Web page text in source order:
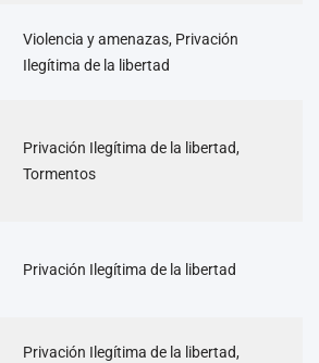
Violencia y amenazas, Privación
Ilegítima de la libertad
Privación Ilegítima de la libertad,
Tormentos
Privación Ilegítima de la libertad
Privación Ilegítima de la libertad,